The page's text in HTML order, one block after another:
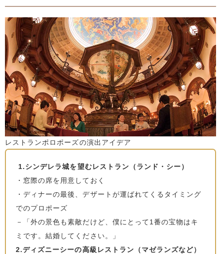
レストランポロポーズの演出アイデア
1.シンデレラ城を望むレストラン（ランド・シー）
・窓際の席を用意しておく
・ディナーの最後、デザートが運ばれてくるタイミング
でのプロポーズ
－「外の景色も素敵だけど、僕にとって1番の宝物はキ
ミです。結婚してください。」
2.ディズニーシーの高級レストラン（マゼランズなど）